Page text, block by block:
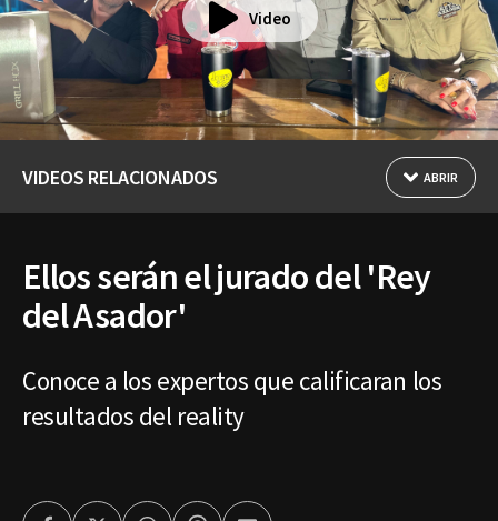
Video
VIDEOS RELACIONADOS ABRIR
Ellos serán el jurado del 'Rey
del Asador'
Conoce a los expertos que calificaran los
resultados del reality